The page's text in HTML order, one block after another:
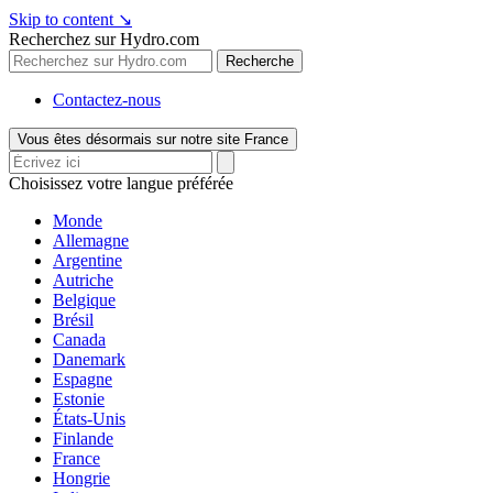
Skip to content ↘
Recherchez sur Hydro.com
Recherche
Contactez-nous
Vous êtes désormais sur notre site France
Choisissez votre langue préférée
Monde
Allemagne
Argentine
Autriche
Belgique
Brésil
Canada
Danemark
Espagne
Estonie
États-Unis
Finlande
France
Hongrie